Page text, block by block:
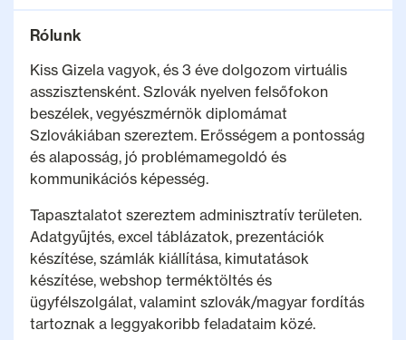
Rólunk
Kiss Gizela vagyok, és 3 éve dolgozom virtuális
asszisztensként. Szlovák nyelven felsőfokon
beszélek, vegyészmérnök diplomámat
Szlovákiában szereztem. Erősségem a pontosság
és alaposság, jó problémamegoldó és
kommunikációs képesség.
Tapasztalatot szereztem adminisztratív területen.
Adatgyűjtés, excel táblázatok, prezentációk
készítése, számlák kiállítása, kimutatások
készítése, webshop terméktöltés és
ügyfélszolgálat, valamint szlovák/magyar fordítás
tartoznak a leggyakoribb feladataim közé.